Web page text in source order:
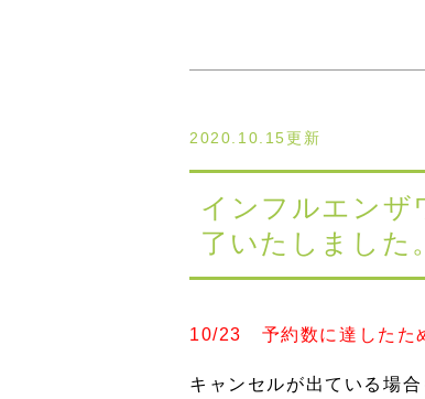
2020.10.15更新
インフルエン
了いたしました。
10/23 予約数に達したた
キャンセルが出ている場